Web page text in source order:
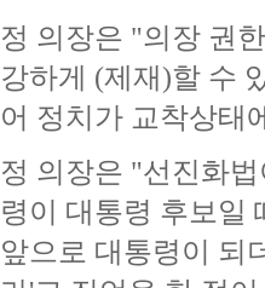
정 의장은 "의장 권
강하게 (제재)할 수
어 정치가 교착상태
정 의장은 "선진화
령이 대통령 후보일
앞으로 대통령이 되